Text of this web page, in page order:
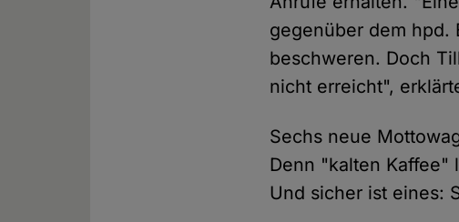
gegenüber dem hpd.
beschweren. Doch
nicht erreicht",
Sechs neue
Denn "kalten Kaffee"
Und sicher ist eines: